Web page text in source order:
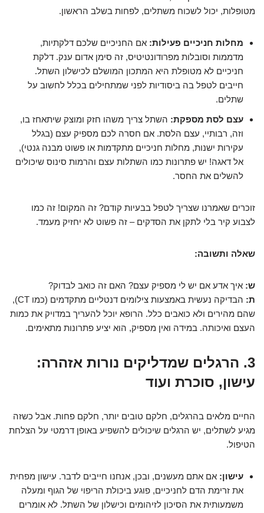
מטופלות, יכול לשכוח משתלים, לפחות בשלב הראשון.
מחלות חניכיים פעילות: אם החניכיים שלכם דלקתיות,
מדממות וסובלות מפרודונטיטיס, זה סימן אדום ענק. דלקת
חניכיים לא מטופלת היא המתכון המושלם לכישלון השתל.
חייבים לטפל בה ביסודיות לפני שמתחילים בכלל לחשוב על
שתלים.
עצם לסת מספקת: השתל צריך משהו חזק ומוצק שיתאחז בו,
וזה, רבותיי, עצם הלסת. אם חסרה לכם מספיק עצם (בגלל
עקירות ישנות, מחלות חניכיים מתקדמות או פשוט מבנה גנטי),
אל דאגה! יש פתרונות כמו השתלות עצם והרמות סינוס שיכולים
להשלים את החסר.
זוכרים שאמרנו שצריך לטפל בבעיות קודם? זה המקום! זה כמו
לצבוע קיר בלי לתקן את הסדקים – זה פשוט לא יחזיק מעמד.
שאלה ותשובה:
ש: איך אדע אם יש לי מספיק עצם? האם זה כואב לבדוק?
ת:
הבדיקה נעשית באמצעות צילומים דנטליים מתקדמים (כמו CT),
שהם מהירים ולא כואבים כלל. הרופא יוכל להעריך במדויק את כמות
העצם ואיכותה. במידה ואין מספיק, הוא יציע פתרונות מתאימים.
3. הרגלים שמדליקים נורות אזהרה:
עישון, סוכרת ועוד
החיים מלאים בהרגלים, חלקם טובים יותר, חלקם פחות. אבל כשזה
מגיע לשתלים, יש הרגלים שיכולים להשפיע באופן דרמטי על הצלחת
הטיפול.
עישון: אם אתם מעשנים, ובכן, אנחנו חייבים לדבר. עישון מפחית
את זרימת הדם לחניכיים, פוגע ביכולת הריפוי של הגוף ומעלה
משמעותית את הסיכון לזיהומים וכישלון של השתל. לא אומרים